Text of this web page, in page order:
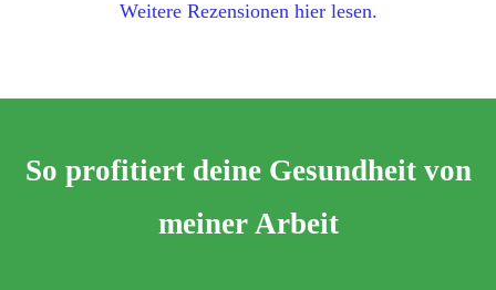
Weitere Rezensionen hier lesen.
So profitiert deine Gesundheit von
meiner Arbeit